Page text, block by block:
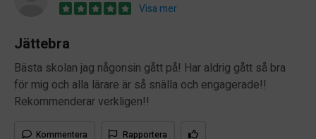
Visa mer
Jättebra
Bästa skolan jag någonsin gått på! Har aldrig gått så bra
för mig och alla lärare är så snälla och engagerade!!
Rekommenderar verkligen!!
Kommentera Rapportera